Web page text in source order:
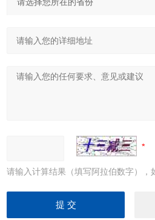
请输入计算结果（填写阿拉伯数字），